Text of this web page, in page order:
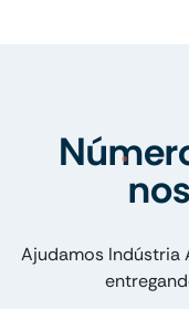
Ajudamos Indústria